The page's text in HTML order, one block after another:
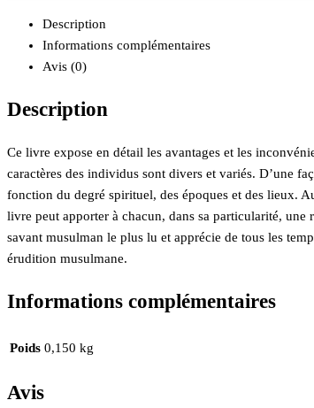
Description
Informations complémentaires
Avis (0)
Description
Ce livre expose en détail les avantages et les
caractères des individus sont divers et variés. D’une
fonction du degré spirituel, des époques et des lieux.
livre peut apporter à chacun, dans sa particularité, une
savant musulman le plus lu et apprécie de tous les
érudition musulmane.
Informations complémentaires
Poids 0,150 kg
Avis